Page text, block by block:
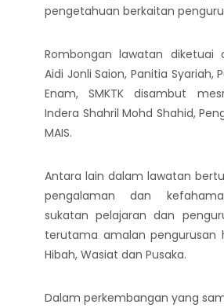
pengetahuan berkaitan
Rombongan lawatan diketuai
Aidi Jonli Saion, Panitia Syariah,
Enam, SMKTK disambut
Indera Shahril Mohd Shahid,
MAIS.
Antara lain dalam lawatan
pengalaman dan
sukatan pelajaran dan
terutama amalan pengurusan
Hibah, Wasiat dan Pusaka.
Dalam perkembangan yang